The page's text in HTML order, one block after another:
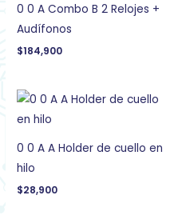
0 0 A Combo B 2 Relojes +
Audífonos
$184,900
0 0 A A Holder de cuello en
hilo
$28,900